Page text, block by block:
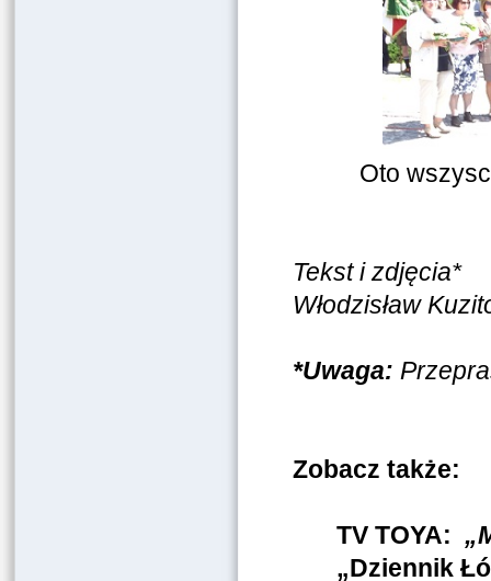
Oto
Tekst i zdjęcia*
Włodzisław
*Uwaga:
Zobacz także:
TV TOYA:
„Dziennik